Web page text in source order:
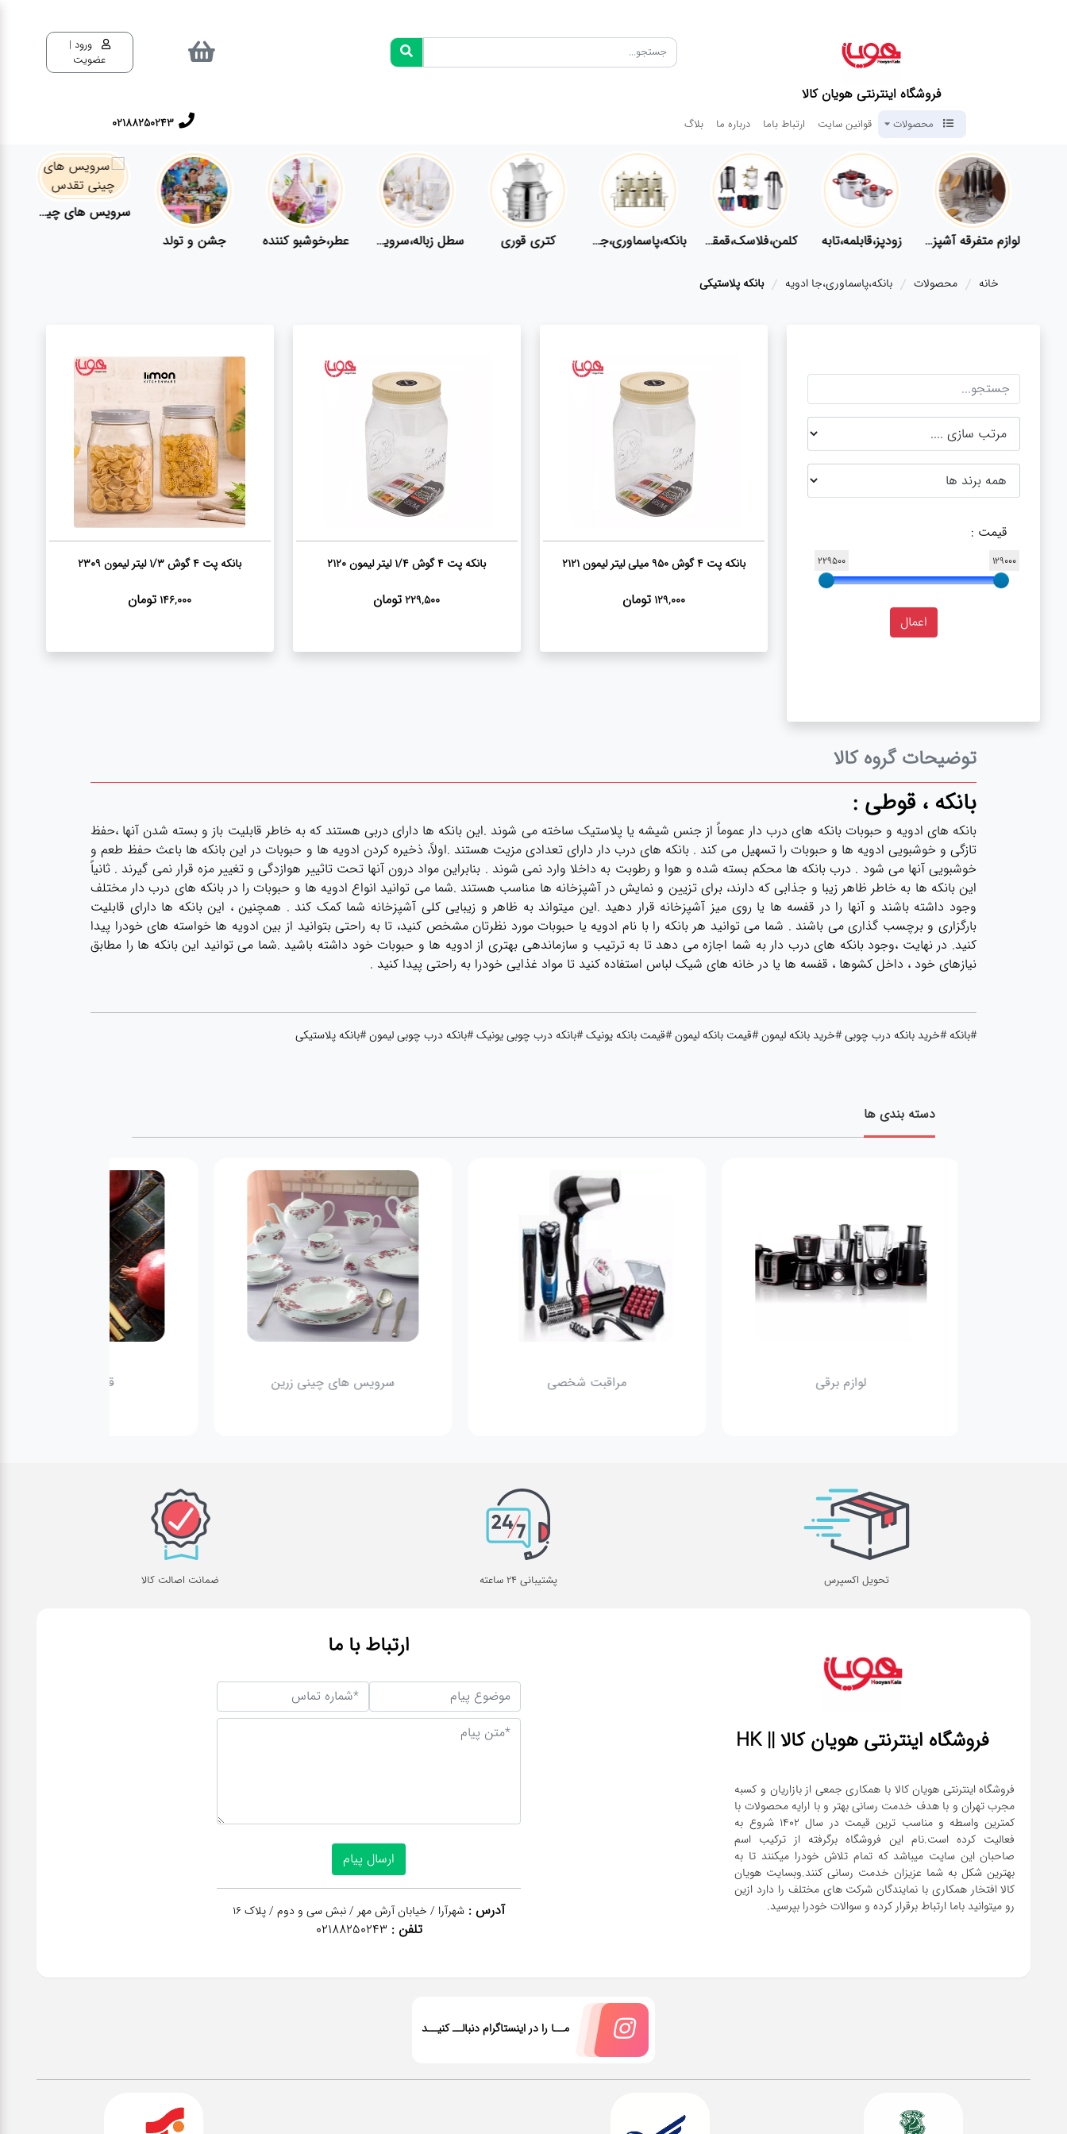
فروشگاه اینترنتی هویان کالا
ورود |
عضویت
محصولات قوانین سایت ارتباط باما درباره ما بلاگ 02188250243
لوازم متفرقه آشپزخانه زودپز،قابلمه،تابه کلمن،فلاسک،قمقمه بانکه،پاسماوری،جا ادویه کتری قوری سطل زباله،سرویس بهداشتی،حمام عطر،خوشبو کننده جشن و تولد
سرویس های چینی تقدس
خانه محصولات بانکه،پاسماوری،جا ادویه بانکه پلاستیکی
قیمت :
229500 129000
بانکه پت 4 گوش 950 میلی لیتر لیمون 2121
129,000 تومان
بانکه پت 4 گوش 1/4 لیتر لیمون 2120
229,500تومان
بانکه پت 4 گوش 1/3 لیتر لیمون 2309
146,000 تومان
توضیحات گروه کالا
بانکه ، قوطی :
بانکه های ادویه و حبوبات بانکه های درب دار عموماً از جنس شیشه یا پلاستیک ساخته می شوند .این بانکه ها دارای دربی هستند که به خاطر قابلیت باز و بسته شدن آنها ،حفظ
تازگی و خوشبویی ادویه ها و حبوبات را تسهیل می کند . بانکه های درب دار دارای تعدادی مزیت هستند .اولاً، ذخیره کردن ادویه ها و حبوبات در این بانکه ها باعث حفظ طعم و
خوشبویی آنها می شود . درب بانکه ها محکم بسته شده و هوا و رطوبت به داخلا وارد نمی شوند . بنابراین مواد درون آنها تحت تاثییر هوازدگی و تغییر مزه قرار نمی گیرند . ثانیاً
این بانکه ها به خاطر ظاهر زیبا و جذابی که دارند، برای تزیین و نمایش در آشپزخانه ها مناسب هستند .شما می توانید انواع ادویه ها و حبوبات را در بانکه های درب دار مختلف
وجود داشته باشند و آنها را در قفسه ها یا روی میز آشپزخانه قرار دهید .این میتواند به ظاهر و زیبایی کلی آشپزخانه شما کمک کند . همچنین ، این بانکه ها دارای قابلیت
بارگزاری و برچسب گذاری می باشند . شما می توانید هر بانکه را با نام ادویه یا حبوبات مورد نظرتان مشخص کنید، تا به راحتی بتوانید از بین ادویه ها خواسته های خودرا پیدا
کنید. در نهایت ،وجود بانکه های درب دار به شما اجازه می دهد تا به ترتیب و سازماندهی بهتری از ادویه ها و حبوبات خود داشته باشید .شما می توانید این بانکه ها را مطابق
نیازهای خود ، داخل کشوها ، قفسه ها یا در خانه های شیک لباس استفاده کنید تا مواد غذایی خودرا به راحتی پیدا کنید .
#بانکه #خرید بانکه درب چوبی #خرید بانکه لیمون #قیمت بانکه لیمون #قیمت بانکه یونیک #بانکه درب چوبی یونیک #بانکه درب چوبی لیمون #بانکه پلاستیکی
دسته بندی ها
لوازم برقی مراقبت شخصی سرویس های چینی زرین قاشق و چنگال
تحویل اکسپرس پشتیبانی 24 ساعته ضمانت اصالت کالا
فروشگاه اینترنتی هویان کالا || HK
فروشگاه اینترنتی هویان کالا با همکاری جمعی از بازاریان و کسبه
مجرب تهران و با هدف خدمت رسانی بهتر و با ارایه محصولات با
کمترین واسطه و مناسب ترین قیمت در سال 1402 شروع به
فعالیت کرده است.نام این فروشگاه برگرفته از ترکیب اسم
صاحبان این سایت میباشد که تمام تلاش خودرا میکنند تا به
بهترین شکل به شما عزیزان خدمت رسانی کنند.وبسایت هویان
کالا افتخار همکاری با نمایندگان شرکت های مختلف را دارد ازین
رو میتوانید باما ارتباط برقرار کرده و سوالات خودرا بپرسید.
ارتباط با ما
آدرس : شهرآرا / خیابان آرش مهر / نبش سی و دوم / پلاک 16
تلفن : 02188250243
مــا را در اینستاگرام دنبالــ کنیــد